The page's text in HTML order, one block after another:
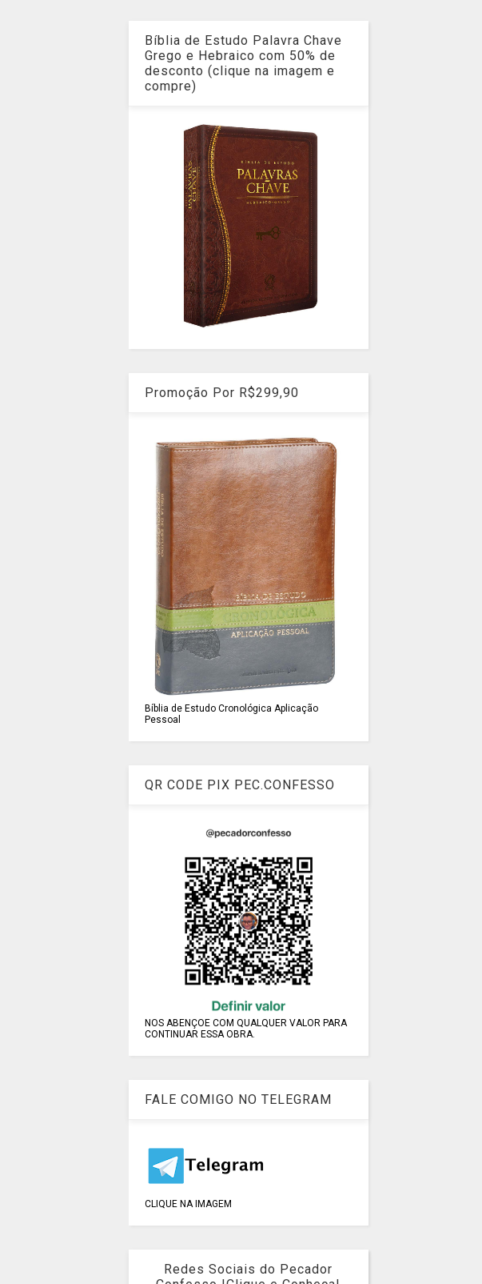
Bíblia de Estudo Palavra Chave
Grego e Hebraico com 50% de
desconto (clique na imagem e
compre)
Promoção Por R$299,90
Bíblia de Estudo Cronológica Aplicação
Pessoal
QR CODE PIX PEC.CONFESSO
NOS ABENÇOE COM QUALQUER VALOR PARA
CONTINUAR ESSA OBRA.
FALE COMIGO NO TELEGRAM
CLIQUE NA IMAGEM
Redes Sociais do Pecador